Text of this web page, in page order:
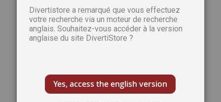
galerie
d’images
Divertistore a remarqué que vous effectuez
votre recherche via un moteur de recherche
anglais. Souhaitez-vous accéder à la version
anglaise du site DivertiStore ?
Yes, access the english version